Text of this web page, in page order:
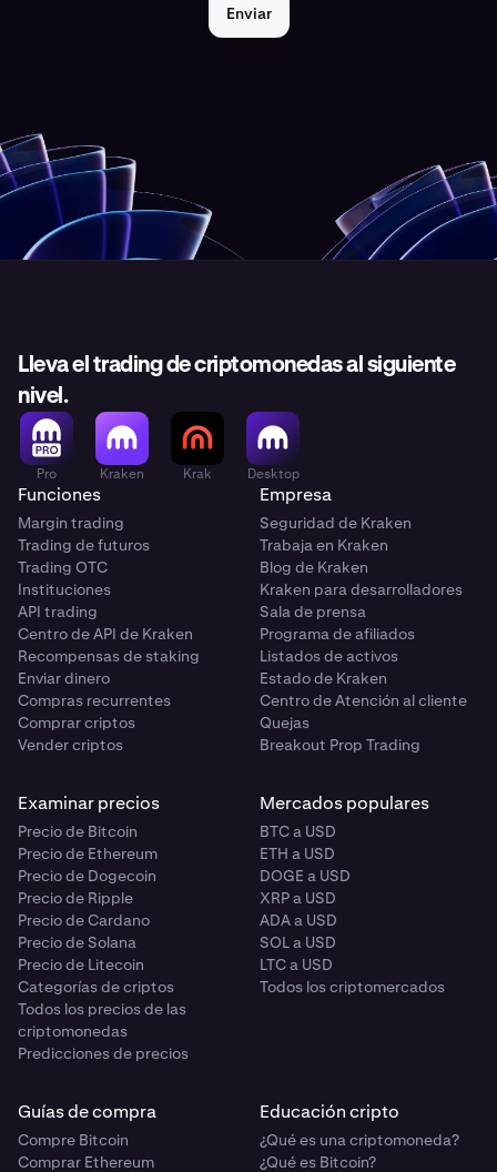
Enviar
Lleva el trading de criptomonedas al siguiente
nivel.
Pro Kraken Krak Desktop
Funciones
Margin trading
Trading de futuros
Trading OTC
Instituciones
API trading
Centro de API de Kraken
Recompensas de staking
Enviar dinero
Compras recurrentes
Comprar criptos
Vender criptos
Empresa
Seguridad de Kraken
Trabaja en Kraken
Blog de Kraken
Kraken para desarrolladores
Sala de prensa
Programa de afiliados
Listados de activos
Estado de Kraken
Centro de Atención al cliente
Quejas
Breakout Prop Trading
Examinar precios
Precio de Bitcoin
Precio de Ethereum
Precio de Dogecoin
Precio de Ripple
Precio de Cardano
Precio de Solana
Precio de Litecoin
Categorías de criptos
Todos los precios de las
criptomonedas
Predicciones de precios
Mercados populares
BTC a USD
ETH a USD
DOGE a USD
XRP a USD
ADA a USD
SOL a USD
LTC a USD
Todos los criptomercados
Guías de compra
Compre Bitcoin
Comprar Ethereum
Educación cripto
¿Qué es una criptomoneda?
¿Qué es Bitcoin?